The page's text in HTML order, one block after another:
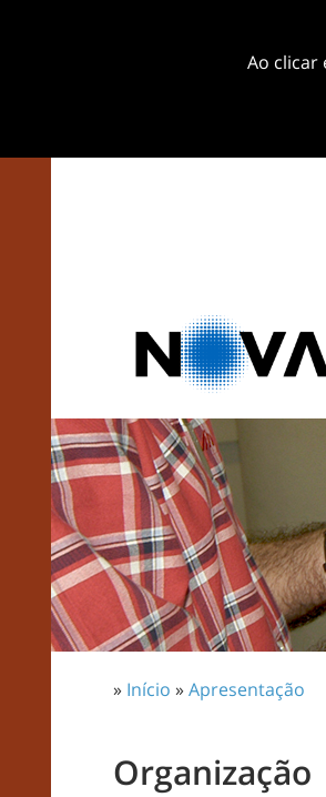
Ao clicar
» Início »Apresentação
Organização